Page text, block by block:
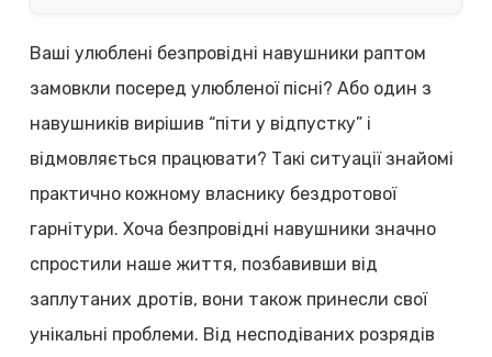
Ваші улюблені безпровідні навушники раптом
замовкли посеред улюбленої пісні? Або один з
навушників вирішив “піти у відпустку” і
відмовляється працювати? Такі ситуації знайомі
практично кожному власнику бездротової
гарнітури. Хоча безпровідні навушники значно
спростили наше життя, позбавивши від
заплутаних дротів, вони також принесли свої
унікальні проблеми. Від несподіваних розрядів